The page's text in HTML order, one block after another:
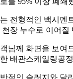
전형적인 백시멘
천장 누수로 이어질
님께 화면을 보여
배관스케일링공
적인 슬러지와 달